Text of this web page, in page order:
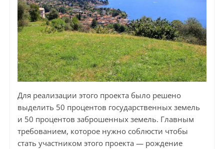
Для реализации этого проекта было решено
выделить 50 процентов государственных земель
и 50 процентов заброшенных земель. Главным
требованием, которое нужно соблюсти чтобы
стать участником этого проекта — рождение